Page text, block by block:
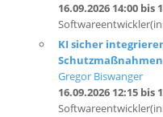
KI sicher
Schutzmaßnahmen
Gregor Biswanger
16.09.2026 12:15 bis
KI-Werkzeuge für
Agenten und die